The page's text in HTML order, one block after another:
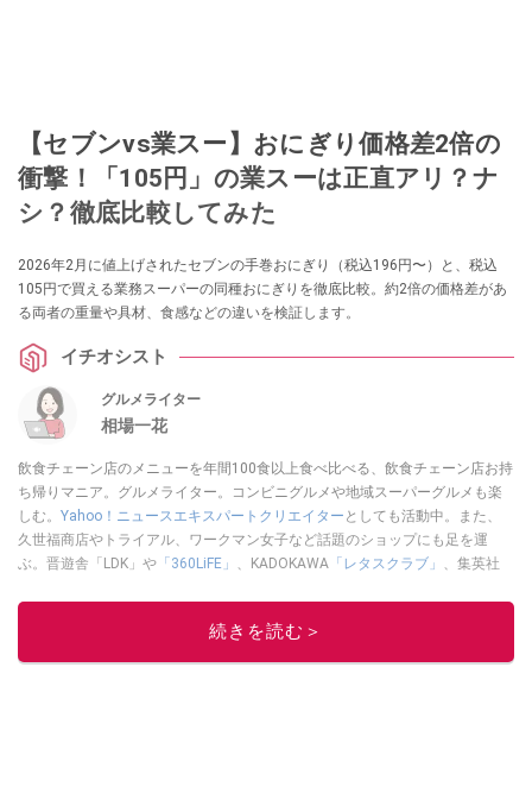
【セブンvs業スー】おにぎり価格差2倍の
衝撃！「105円」の業スーは正直アリ？ナ
シ？徹底比較してみた
2026年2月に値上げされたセブンの手巻おにぎり（税込196円〜）と、税込
105円で買える業務スーパーの同種おにぎりを徹底比較。約2倍の価格差があ
る両者の重量や具材、食感などの違いを検証します。
イチオシスト
グルメライター
相場一花
飲食チェーン店のメニューを年間100食以上食べ比べる、飲食チェーン店お持
ち帰りマニア。グルメライター。コンビニグルメや地域スーパーグルメも楽
しむ。 Yahoo！ニュースエキスパートクリエイター としても活動中。また、
久世福商店やトライアル、ワークマン女子など話題のショップにも足を運
ぶ。晋遊舎「LDK」や 「360LiFE」 、KADOKAWA 「レタスクラブ」
、集英社
ルメライター、食の専門家として出演実績あり。
続きを読む＞